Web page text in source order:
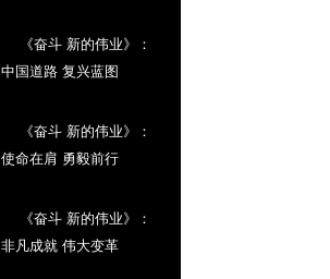
《奋斗 新的伟业》：
中国道路 复兴蓝图
《奋斗 新的伟业》：
使命在肩 勇毅前行
《奋斗 新的伟业》：
非凡成就 伟大变革